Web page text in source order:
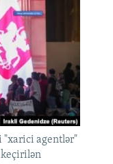
"xarici agentlər"
keçirilən